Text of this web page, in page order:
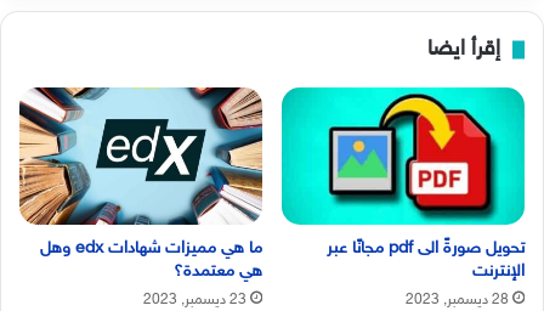
إقرأ ايضا
تحويل صورةً الى pdf مجانًا عبر
الإنترنت
28 ديسمبر, 2023
ما هي مميزات شهادات edx وهل
هي معتمدة؟
23 ديسمبر, 2023